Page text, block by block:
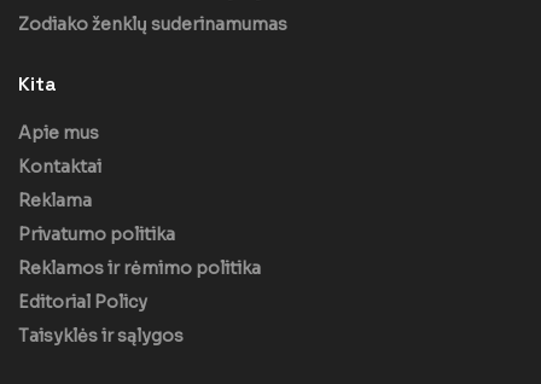
Zodiako ženklų suderinamumas
Kita
Apie mus
Kontaktai
Reklama
Privatumo politika
Reklamos ir rėmimo politika
Editorial Policy
Taisyklės ir sąlygos